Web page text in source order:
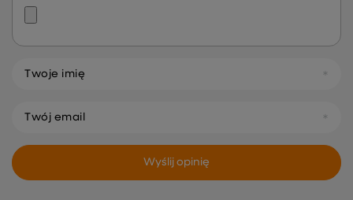
Twoje imię
Twój email
Wyślij opinię